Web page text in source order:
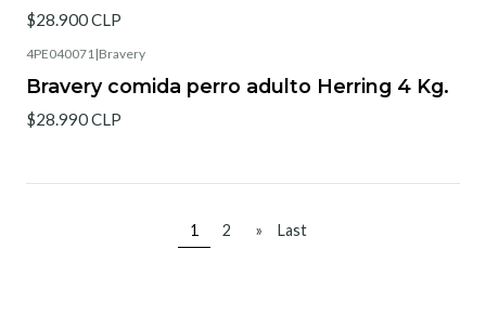
$28.900 CLP
4PE040071|Bravery
Bravery comida perro adulto Herring 4 Kg.
$28.990 CLP
1 2 » Last